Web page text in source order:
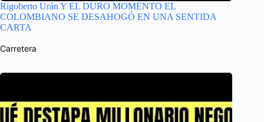
Rigoberto Urán Y EL DURO MOMENTO EL
COLOMBIANO SE DESAHOGÓ EN UNA SENTIDA
CARTA
Carretera